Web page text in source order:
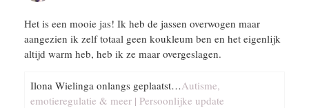
Het is een mooie jas! Ik heb de jassen overwogen maar
aangezien ik zelf totaal geen koukleum ben en het eigenlijk
altijd warm heb, heb ik ze maar overgeslagen.
Ilona Wielinga onlangs geplaatst…Autisme,
emotieregulatie & meer | Persoonlijke update